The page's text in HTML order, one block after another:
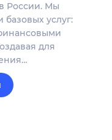
России. Мы
услуг:
для